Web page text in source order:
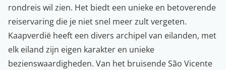
rondreis wil zien. Het biedt een unieke en betoverende
reiservaring die je niet snel meer zult vergeten.
Kaapverdië heeft een divers archipel van eilanden, met
elk eiland zijn eigen karakter en unieke
bezienswaardigheden. Van het bruisende São Vicente